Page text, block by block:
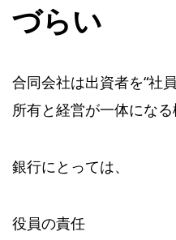
づらい
合同会社は出資者を“社
所有と経営が一体になる
銀行にとっては、
役員の責任